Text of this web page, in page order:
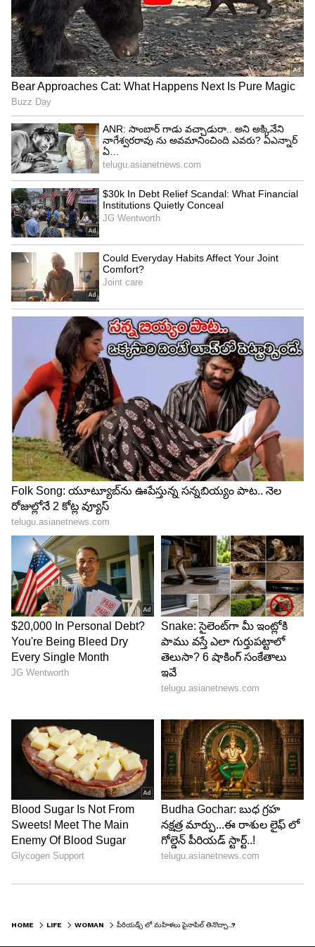
2. పైనాపిల్ లో విటమిన్ సి పుష్కలంగా ఉంటుంది.
ఆరోగ్యకరమైన రోగనిరోధక వ్యవస్థను నిర్వహించడానికి
విటమిన్ సి ముఖ్యమని మనందరికీ తెలుసు. కానీ
పైనాపిల్స్‌లో విటమిన్ సి పుష్కలంగా ఉంటుంది.. అది
పీరియడ్ పెయిన్ ని తగ్గించడంలో సహాయం చేస్తుంది.
2022లో క్యూరియస్‌లో ప్రచురించబడిన ఒక పరిశోధనా
పత్రం ప్రకారం, విటమిన్ సి లేదా ఆస్కార్బిక్ యాసిడ్
పీరియడ్ పెయిన్ నుండి ఉపశమనం పొందవచ్చు.
అదనంగా, విటమిన్ సి రక్తనాళాల గోడలను బలోపేతం
చేయడానికి , భారీ ఋతు రక్తస్రావం తగ్గించడానికి కూడా
సహాయపడుతుంది. కాబట్టి,ఈ నొప్పి సమయంలో పైనాపిల్
తింటే సరిపోతుంది.
4
6
pineapple
3. పైనాపిల్ తినడం వల్ల మీ మానసిక స్థితి ప్రశాంతంగా
మారుతుంది. ఆందోళనను తగ్గిస్తుంది. పీరియడ్స్
సమయంలో ఎవరికైనా కాస్త ఆందోళనగా ఉంటుంది.
హార్మోన్ల హెచ్చుతగ్గుల వల్ల మనం అలసిపోయినట్లు
అనిపిస్తుంది. అయితే, పైనాపిల్ మీ రక్షణగా మారచ్చు.
సహాయపడుతుంది. అదనంగా, పైనాపిల్‌లో ట్రిప్టోఫాన్
HOME LIFE WOMAN పీరియడ్స్ లో మహిళలు పైనాపిల్ తినొచ్చా..?